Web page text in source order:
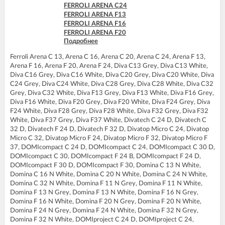
FERROLI DIVAtop micro F37
FERROLI DIVAtop micro LN C24
FERROLI DIVAtop micro LN C32
FERROLI DIVAtop micro LN F24
FERROLI DIVAtop micro LN F32
FERROLI DIVAtop ST C24
FERROLI DIVAtop ST C32
FERROLI DIVAtop ST F24
FERROLI DIVAtop ST F32
FERROLI DOMIcompact C24
FERROLI DOMIcompact C30
FERROLI DOMIcompact C30 D
FERROLI DOMIcompact F24
FERROLI DOMIcompact F24 B
FERROLI DOMIcompact F24 D
FERROLI DOMIcompact F30
FERROLI DOMIcompact F30 B
FERROLI DOMIcompact F30 D
FERROLI DOMINA C13 N
FERROLI DOMINA C16 N
FERROLI DOMINA C20 N
FERROLI DOMINA C24 N
FERROLI DOMINA C32 N
FERROLI DOMINA F13 N
FERROLI ARENA C24
FERROLI ARENA F13
FERROLI ARENA F16
FERROLI ARENA F20
FERROLI ARENA F24
FERROLI BLUEHELIX PRO 32 C
FERROLI BLUEHELIX TECH 25C
FERROLI BLUEHELIX TECH 35C
FERROLI DIVA C13
FERROLI DIVA C16
FERROLI DIVA C20
FERROLI DIVA C24
FERROLI DIVA C28
FERROLI DIVA C32
FERROLI DIVA F13
FERROLI DIVA F16
FERROLI DIVA F20
FERROLI DIVA F24
FERROLI DIVA F28
FERROLI DIVA F32
FERROLI DIVA F37
FERROLI DIVAproject F24
FERROLI DIVAtech C24 D
FERROLI DIVAtech C32 D
Подробнее
Ferroli Arena C 13, Arena C 16, Arena C 20, Arena C 24, Arena F 13,
Arena F 16, Arena F 20, Arena F 24, Diva C13 Grey, Diva C13 White,
Diva C16 Grey, Diva C16 White, Diva C20 Grey, Diva C20 White, Diva
C24 Grey, Diva C24 White, Diva C28 Grey, Diva C28 White, Diva C32
Grey, Diva C32 White, Diva F13 Grey, Diva F13 White, Diva F16 Grey,
Diva F16 White, Diva F20 Grey, Diva F20 White, Diva F24 Grey, Diva
F24 White, Diva F28 Grey, Diva F28 White, Diva F32 Grey, Diva F32
White, Diva F37 Grey, Diva F37 White, Divatech C 24 D, Divatech C
32 D, Divatech F 24 D, Divatech F 32 D, Divatop Micro C 24, Divatop
Micro C 32, Divatop Micro F 24, Divatop Micro F 32, Divatop Micro F
37, DOMIcompact C 24 D, DOMIcompact C 24, DOMIcompact C 30 D,
DOMIcompact C 30, DOMIcompact F 24 B, DOMIcompact F 24 D,
DOMIcompact F 30 D, DOMIcompact F 30, Domina C 13 N White,
Domina C 16 N White, Domina C 20 N White, Domina C 24 N White,
Domina C 32 N White, Domina F 11 N Grey, Domina F 11 N White,
Domina F 13 N Grey, Domina F 13 N White, Domina F 16 N Grey,
Domina F 16 N White, Domina F 20 N Grey, Domina F 20 N White,
Domina F 24 N Grey, Domina F 24 N White, Domina F 32 N Grey,
Domina F 32 N White, DOMIproject C 24 D, DOMIproject C 24,